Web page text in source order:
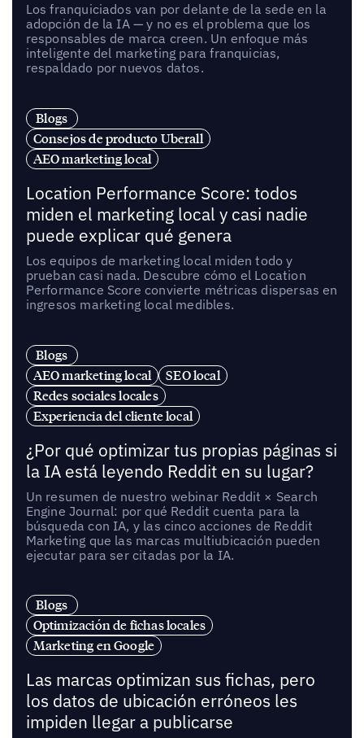
Los franquiciados van por delante de la sede en la
adopción de la IA — y no es el problema que los
responsables de marca creen. Un enfoque más
inteligente del marketing para franquicias,
respaldado por nuevos datos.
Blogs
Consejos de producto Uberall
AEO marketing local
Location Performance Score: todos
miden el marketing local y casi nadie
puede explicar qué genera
Los equipos de marketing local miden todo y
prueban casi nada. Descubre cómo el Location
Performance Score convierte métricas dispersas en
ingresos marketing local medibles.
Blogs
AEO marketing local
SEO local
Redes sociales locales
Experiencia del cliente local
¿Por qué optimizar tus propias páginas si
la IA está leyendo Reddit en su lugar?
Un resumen de nuestro webinar Reddit × Search
Engine Journal: por qué Reddit cuenta para la
búsqueda con IA, y las cinco acciones de Reddit
Marketing que las marcas multiubicación pueden
ejecutar para ser citadas por la IA.
Blogs
Optimización de fichas locales
Marketing en Google
Las marcas optimizan sus fichas, pero
los datos de ubicación erróneos les
impiden llegar a publicarse